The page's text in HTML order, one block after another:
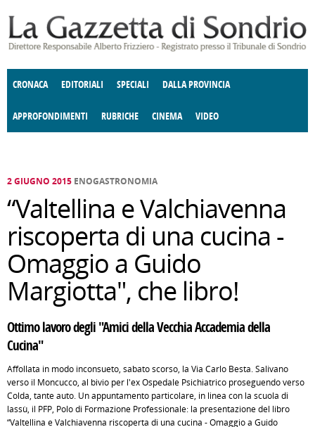
CRONACA EDITORIALI SPECIALI DALLA PROVINCIA
APPROFONDIMENTI
E SPETTACOLI POLITICA
RUBRICHE
DELLE IDEE FATTI DELLO SPIRITO CCCVA
CINEMA VIDEO
2 GIUGNO 2015 ENOGASTRONOMIA
“Valtellina e Valchiavenna
riscoperta di una cucina -
Omaggio a Guido
Margiotta", che libro!
Ottimo lavoro degli "Amici della Vecchia Accademia della
Cucina"
Affollata in modo inconsueto, sabato scorso, la Via Carlo Besta. Salivano
verso il Moncucco, al bivio per l'ex Ospedale Psichiatrico proseguendo verso
Colda, tante auto. Un appuntamento particolare, in linea con la scuola di
lassù, il PFP, Polo di Formazione Professionale: la presentazione del libro
“Valtellina e Valchiavenna riscoperta di una cucina - Omaggio a Guido